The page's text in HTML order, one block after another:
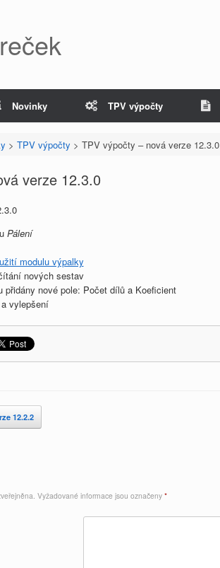
Novinky TPV výpočty
> TPV výpočty > TPV výpočty – nová verze 12.3.0
verze 12.3.0
Pálení
modulu výpalky
nových sestav
nové pole: Počet dílů a Koeficient
vylepšení
12.2.2
Vyžadované informace jsou označeny *